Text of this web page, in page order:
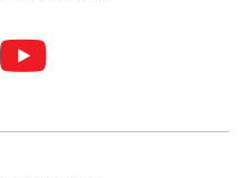
ao ao
Aceder